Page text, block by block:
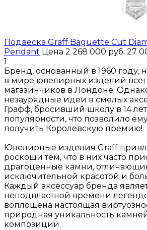
Подвеска Graff Baguette Cut
Pendant Цена 2 268 000 руб. 27
1
Бренд, основанный в 1960 году,
в мире ювелирных изделий
магазинчиков в Лондоне.
незаурядные идеи в смелых
Графф, бросивший школу в 14
популярности, что позволило ему
получить Королевскую премию!
Ювелирные изделия Graff
роскоши тем, что в них часто
драгоценные камни,
исключительной красотой и
Каждый аксессуар бренда
неподвластной времени
воплощена настоящая
природная уникальность
композиции.